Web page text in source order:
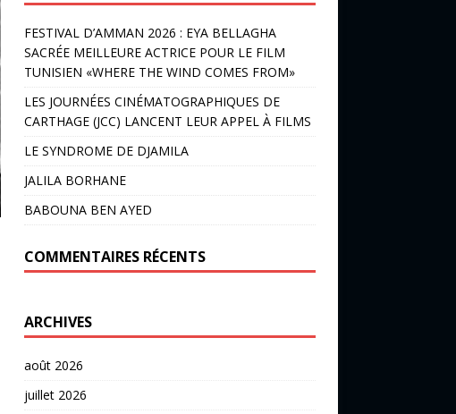
FESTIVAL D’AMMAN 2026 : EYA BELLAGHA
SACRÉE MEILLEURE ACTRICE POUR LE FILM
TUNISIEN «WHERE THE WIND COMES FROM»
LES JOURNÉES CINÉMATOGRAPHIQUES DE
CARTHAGE (JCC) LANCENT LEUR APPEL À FILMS
LE SYNDROME DE DJAMILA
JALILA BORHANE
BABOUNA BEN AYED
COMMENTAIRES RÉCENTS
ARCHIVES
août 2026
juillet 2026